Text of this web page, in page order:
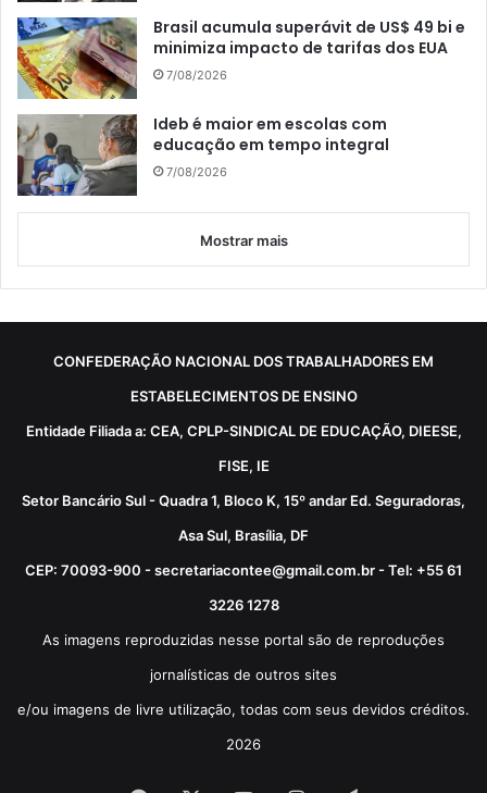
Brasil acumula superávit de US$ 49 bi e
minimiza impacto de tarifas dos EUA
7/08/2026
Ideb é maior em escolas com
educação em tempo integral
7/08/2026
Mostrar mais
CONFEDERAÇÃO NACIONAL DOS TRABALHADORES EM
ESTABELECIMENTOS DE ENSINO
Entidade Filiada a: CEA, CPLP-SINDICAL DE EDUCAÇÃO, DIEESE,
FISE, IE
Setor Bancário Sul - Quadra 1, Bloco K, 15º andar Ed. Seguradoras,
Asa Sul, Brasília, DF
CEP: 70093-900 - secretariacontee@gmail.com.br - Tel: +55 61
3226 1278
As imagens reproduzidas nesse portal são de reproduções
jornalísticas de outros sites
e/ou imagens de livre utilização, todas com seus devidos créditos.
2026